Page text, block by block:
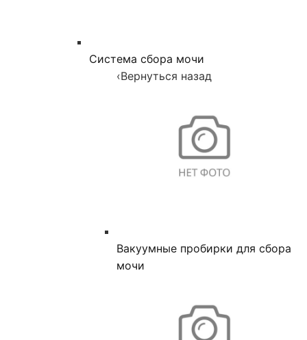
Система сбора мочи
‹Вернуться назад
Вакуумные пробирки для сбора
мочи